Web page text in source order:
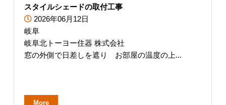
スタイルシェードの取付工事
2026年06月12日
岐阜
岐阜北トーヨー住器 株式会社
窓の外側で日差しを遮り お部屋の温度の上...
More